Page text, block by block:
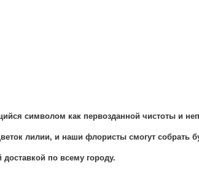
символом как первозданной чистоты и
лилии, и наши флористы смогут
по всему городу.